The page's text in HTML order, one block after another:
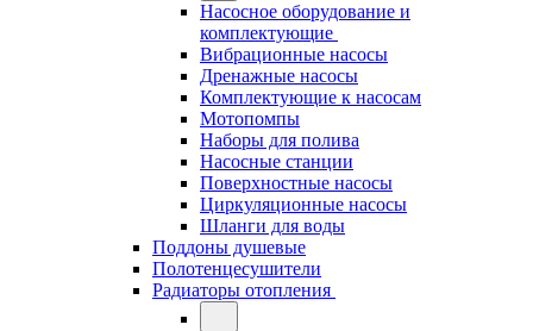
Насосное оборудование и
комплектующие
Вибрационные насосы
Дренажные насосы
Комплектующие к насосам
Мотопомпы
Наборы для полива
Насосные станции
Поверхностные насосы
Циркуляционные насосы
Шланги для воды
Поддоны душевые
Полотенцесушители
Радиаторы отопления